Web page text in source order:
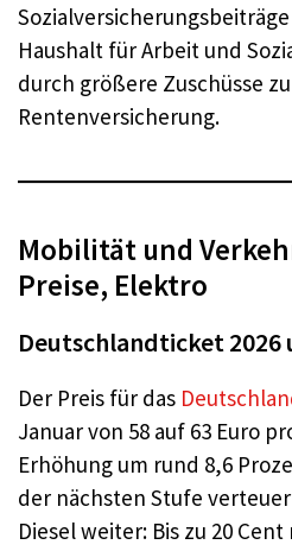
Haushalt für Arbeit und
durch größere Zuschüsse
Rentenversicherung.
Mobilität und
Preise, Elektro
Deutschlandticket 2026
Der Preis für das
Januar von 58 auf 63 Euro
Erhöhung um rund 8,6
der nächsten Stufe
Diesel weiter: Bis zu 20